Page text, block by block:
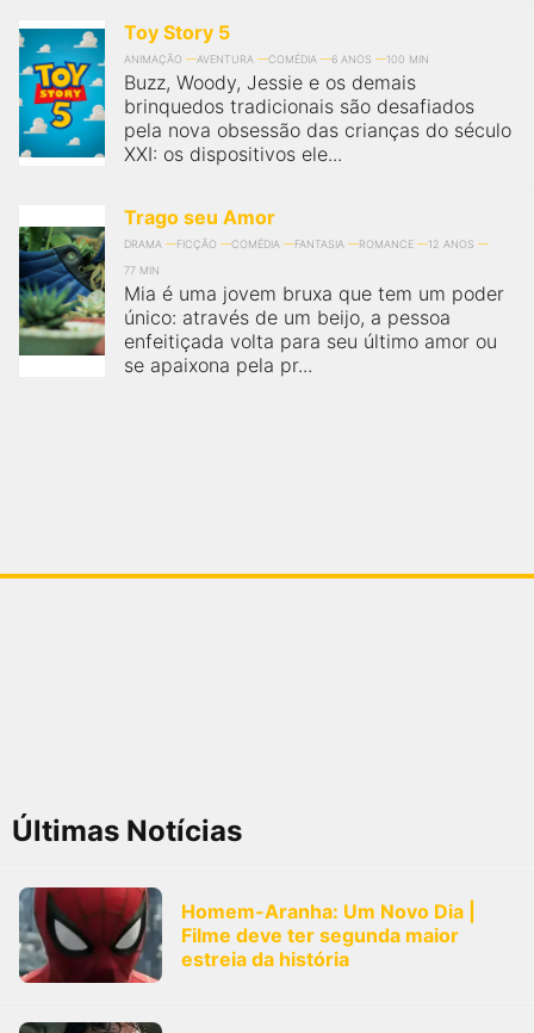
Toy Story 5
ANIMAÇÃO AVENTURA COMÉDIA 6 ANOS 100 MIN
Buzz, Woody, Jessie e os demais
brinquedos tradicionais são desafiados
pela nova obsessão das crianças do século
XXI: os dispositivos ele...
Trago seu Amor
DRAMA FICÇÃO COMÉDIA FANTASIA ROMANCE
12 ANOS
77 MIN
Mia é uma jovem bruxa que tem um poder
único: através de um beijo, a pessoa
enfeitiçada volta para seu último amor ou
se apaixona pela pr...
Últimas Notícias
Homem-Aranha: Um Novo Dia |
Filme deve ter segunda maior
estreia da história